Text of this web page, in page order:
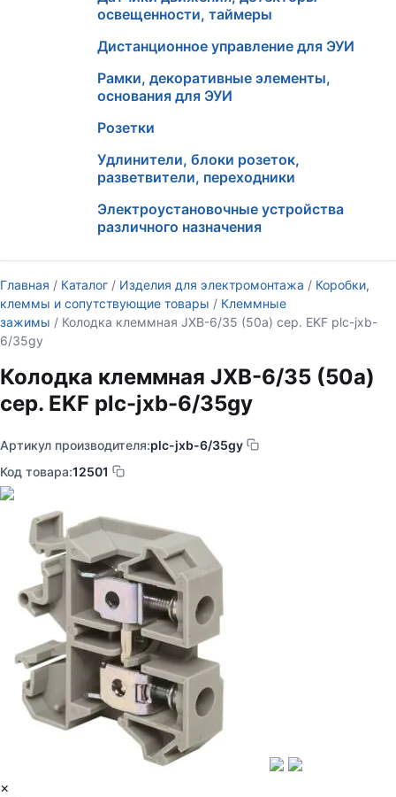
освещенности, таймеры
Дистанционное управление для ЭУИ
Рамки, декоративные элементы,
основания для ЭУИ
Розетки
Удлинители, блоки розеток,
разветвители, переходники
Электроустановочные устройства
различного назначения
Главная / Каталог / Изделия для электромонтажа / Коробки,
клеммы и сопутствующие товары / Клеммные
зажимы / Колодка клеммная JXB-6/35 (50а) сер. EKF plc-jxb-
6/35gy
Колодка клеммная JXB-6/35 (50а)
сер. EKF plc-jxb-6/35gy
Артикул производителя:plc-jxb-6/35gy
Код товара:12501
×